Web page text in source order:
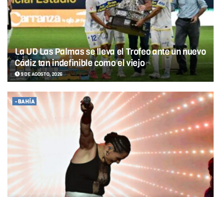
La UD Las Palmas se lleva el Trofeo ante un nuevo
Cádiz tan indefinible como el viejo
9 DE AGOSTO, 2026
-BAHÍA